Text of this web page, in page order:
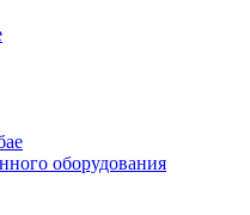
оборудования